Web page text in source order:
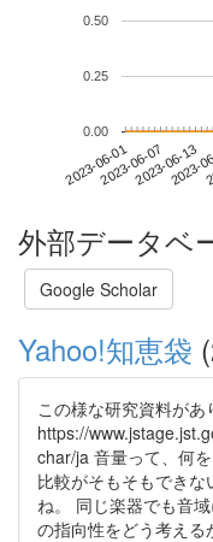
2023-06-012023-06-072023-06-13
2023-
0.00
0.25
0.50
外部データベ
Google Scholar
Yahoo!知恵袋
この様な研究資料があ
https://
char/ja 音量って、何
比較がそもそもできな
ね。 同じ楽器でも音
の指向性をどう考える